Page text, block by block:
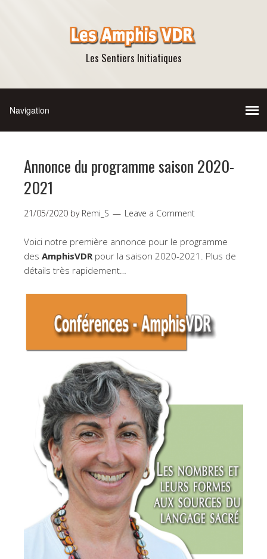
Les Sentiers Initiatiques
Annonce du programme saison 2020-
2021
21/05/2020 by Remi_S Leave a Comment
Voici notre première annonce pour le programme
des AmphisVDRpour la saison 2020-2021. Plus de
détails très rapidement…